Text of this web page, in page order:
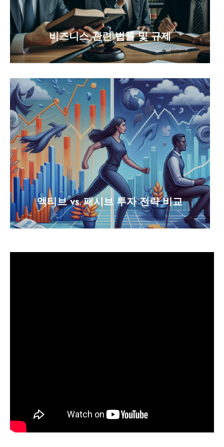
비즈니스 관련 법률 및 규제
액티브 vs. 패시브 투자 전략 비교